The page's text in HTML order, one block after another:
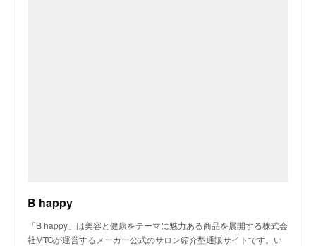
B happy
「B happy」は美容と健康をテーマに魅力ある商品を展開する株式会
社MTGが運営するメーカー公式のサロン紹介型通販サイトです。い